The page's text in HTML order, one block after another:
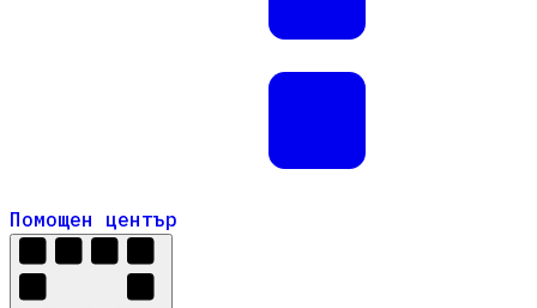
Помощен център
Помощен център